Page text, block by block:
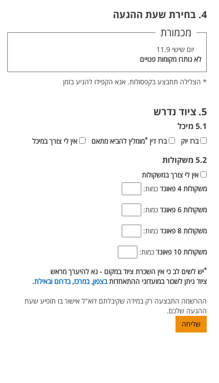
4. בחירת שעת ההגעה
מכמורת
יום שישי 11.9
לא נותרו מקומות פנויים
* הצלילה תתבצע בקפסולות. אנא הקפידו להגיע בזמן
5. ציוד נדרש
5.1 מיכל
ברז יוק ברז דין *מומלץ להביא מתאם אין לי צורך במיכל
5.2 משקולות
אין לי צורך במשקולות
משקולות 10 פאונד כמות:
משקולות 8 פאונד כמות:
משקולות 6 פאונד כמות:
משקולות 4 פאונד כמות:
*יש לשים לב כי אין השכרת ציוד במקום - נא להיערך מראש
ציוד ניתן לשכור במועדוני ההתאחדותבצפון,במרכז,בדרום ובאילת.
ההרשמה התבצעה רק במידה שקיבלתם דוא"ל אישור בו תופיע שעת
ההגעה שלכם.
שליחה